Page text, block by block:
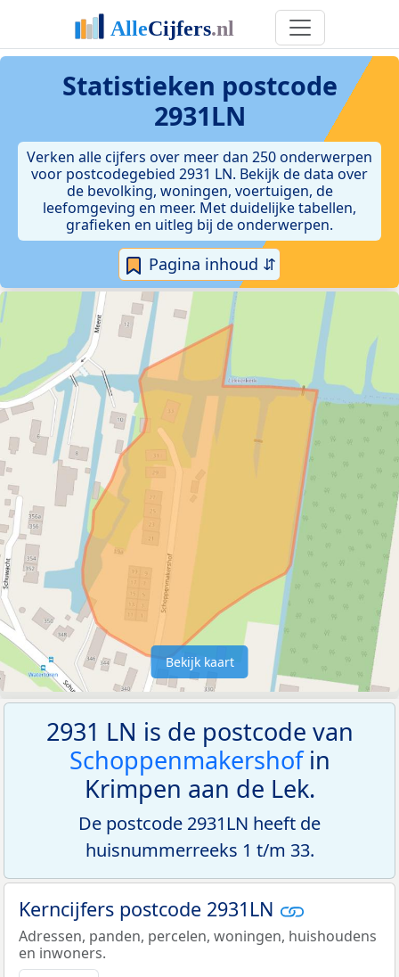
Statistieken postcode
2931LN
Verken alle cijfers over meer dan 250 onderwerpen
voor postcodegebied 2931 LN. Bekijk de data over
de bevolking, woningen, voertuigen, de
leefomgeving en meer. Met duidelijke tabellen,
grafieken en uitleg bij de onderwerpen.
Pagina inhoud ⇵
Bekijk kaart
2931 LN is de postcode van
Schoppenmakershofin
Krimpen aan de Lek.
De postcode 2931LN heeft de
huisnummerreeks 1 t/m 33.
Kerncijfers postcode 2931LN
Adressen, panden, percelen, woningen, huishoudens
en inwoners.